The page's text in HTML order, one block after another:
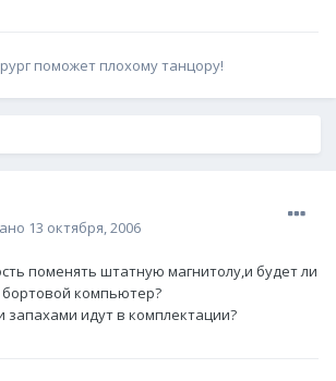
поможет плохому танцору!
13 октября, 2006
поменять штатную магнитолу,и будет ли
компьютер?
идут в комплектации?